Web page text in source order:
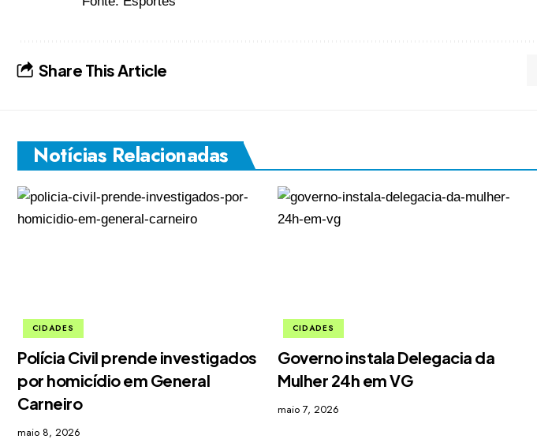
Share This Article
Notícias Relacionadas
CIDADES
Polícia Civil prende investigados
por homicídio em General
Carneiro
maio 8, 2026
CIDADES
Governo instala Delegacia da
Mulher 24h em VG
maio 7, 2026